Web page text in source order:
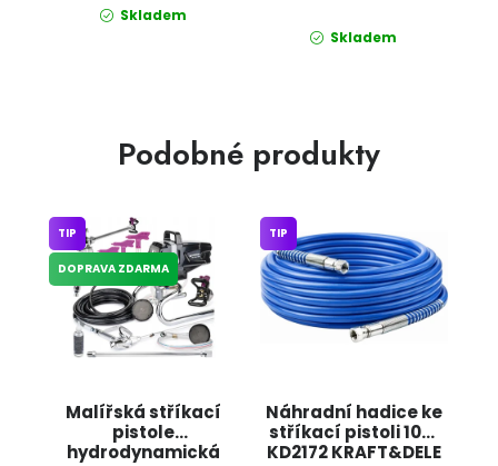
Skladem
Skladem
Podobné produkty
Malířská stříkací
pistole
hydrodynamická
TIP
DOPRAVA ZDARMA
Náhradní hadice ke
stříkací pistoli 10m
KD2172 KRAFT&DELE
TIP